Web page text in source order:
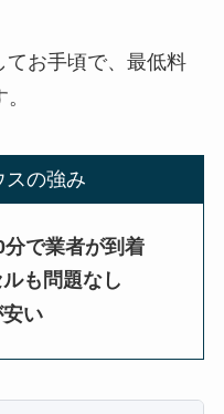
お手頃で、最低料
スの強み
で業者が到着
も問題なし
い